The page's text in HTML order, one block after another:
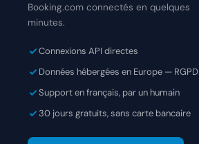
Booking.com connectés en quelques
minutes.
Connexions API directes
Données hébergées en Europe — RGPD
Support en français, par un humain
30 jours gratuits, sans carte bancaire